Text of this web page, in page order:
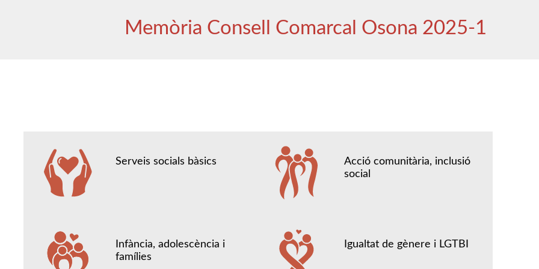
Memòria Consell Comarcal Osona 2025-1
Serveis socials bàsics
Acció comunitària, inclusió
social
Infància, adolescència i
famílies
Igualtat de gènere i LGTBI